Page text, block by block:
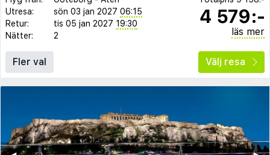
Utresa:
sön 03 jan 2027 06:15
Retur:
tis 05 jan 2027 19:30
Nätter:
2
4 579:-
läs mer
Fler val Välj resa